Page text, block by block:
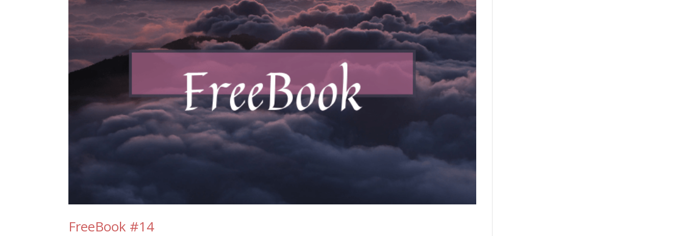
FreeBook #14